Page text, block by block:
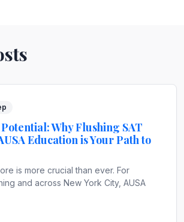
Why Flushing SAT
Education is Your Path to
is more crucial than ever. For
and across New York City, AUSA